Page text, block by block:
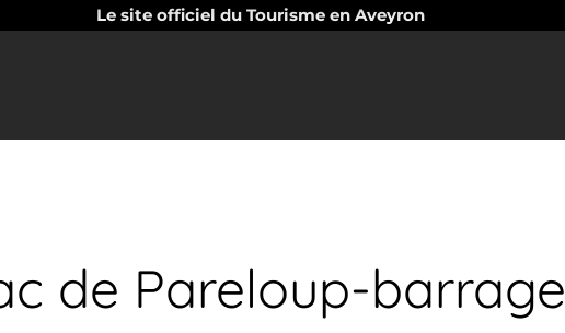
Le site officiel du Tourisme en Aveyron
de Pareloup-barrage